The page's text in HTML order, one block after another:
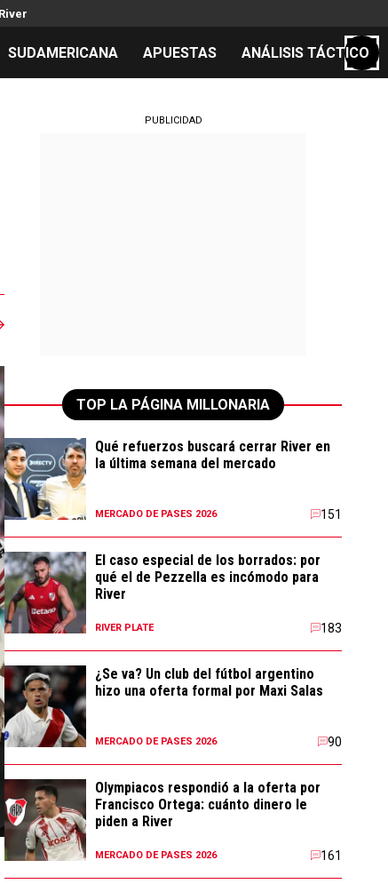
SUDAMERICANA APUESTAS ANÁLISIS TÁCTICO
PUBLICIDAD
TOP LA PÁGINA MILLONARIA
Qué refuerzos buscará cerrar River en
la última semana del mercado
MERCADO DE PASES 2026 151
El caso especial de los borrados: por
qué el de Pezzella es incómodo para
River
RIVER PLATE 183
¿Se va? Un club del fútbol argentino
hizo una oferta formal por Maxi Salas
MERCADO DE PASES 2026 90
Olympiacos respondió a la oferta por
Francisco Ortega: cuánto dinero le
piden a River
MERCADO DE PASES 2026 161